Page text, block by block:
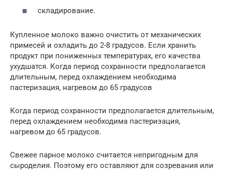
складирование.
Купленное молоко важно очистить от механических
примесей и охладить до 2-8 градусов. Если хранить
продукт при пониженных температурах, его качества
ухудшатся. Когда период сохранности предполагается
длительным, перед охлаждением необходима
пастеризация, нагревом до 65 градусов
Когда период сохранности предполагается длительным,
перед охлаждением необходима пастеризация,
нагревом до 65 градусов.
Свежее парное молоко считается непригодным для
сыроделия. Поэтому его оставляют для созревания или